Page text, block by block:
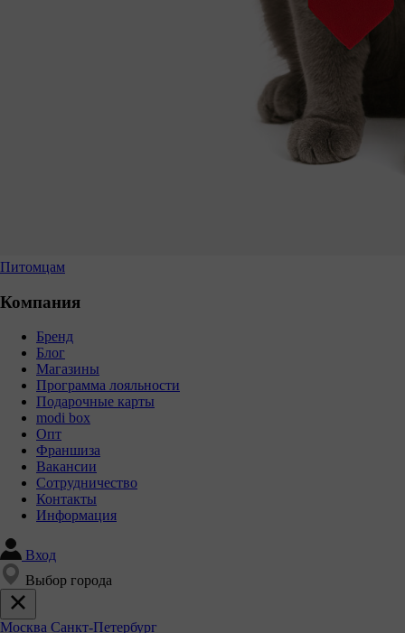
Питомцам
Компания
Бренд
Блог
Магазины
Программа лояльности
Подарочные карты
modi box
Опт
Франшиза
Вакансии
Сотрудничество
Контакты
Информация
Вход
Выбор города
Москва Санкт-Петербург